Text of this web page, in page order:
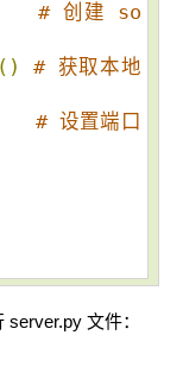
# 创建 so
( )
# 获取本地
# 设置端口
文件：